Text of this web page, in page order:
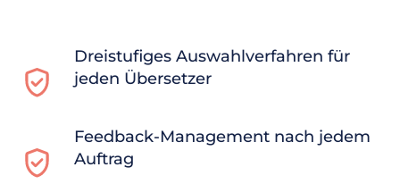
Dreistufiges Auswahlverfahren für
jeden Übersetzer
Feedback-Management nach jedem
Auftrag